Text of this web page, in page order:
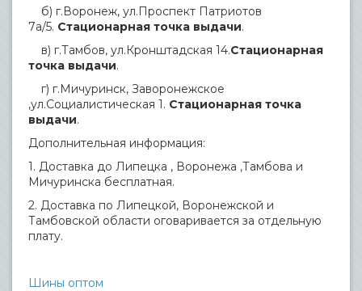
б) г.Воронеж, ул.Проспект Патриотов
7а/5. Стационарная точка выдачи.
в) г.Тамбов, ул.Кронштадская 14.Стационарная
точка выдачи.
г) г.Мичуринск, Заворонежское
,ул.Социалистическая 1. Стационарная точка
выдачи.
Дополнительная информация:
1. Доставка до Липецка , Воронежа ,Тамбова и
Мичуринска бесплатная.
2. Доставка по Липецкой, Воронежской и
Тамбовской области оговаривается за отдельную
плату.
Шины оптом